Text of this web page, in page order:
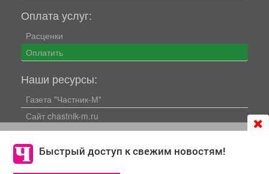
Быстрый доступ к свежим новостям!
согласие на обработку файлов cookie, которые
обеспечивают корректную работу сайта и сбора
Оплата услуг:
Расценки
Оплатить
Наши ресурсы:
Газета "Частник-М"
Сайт chastnik-m.ru
Сайт "Частник. Маркет"
Дорожное радио 93.4FM
Радио для двоих 105.3FM